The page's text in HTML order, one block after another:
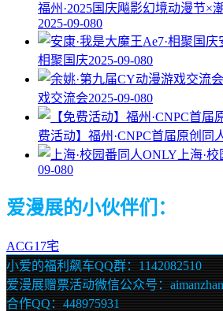
福州·2025国庆飚影幻境动漫节×
2025-09-080
相聚国庆2025-09-080
戏交流会2025-09-080
费活动】福州·CNPC首届原创同
上海·
09-080
爱漫展的小伙伴们：
ACG17宅
小爱的福利飙车QQ群：1142082510
爱漫展赠票活动微信公众号：
合作QQ：448975931